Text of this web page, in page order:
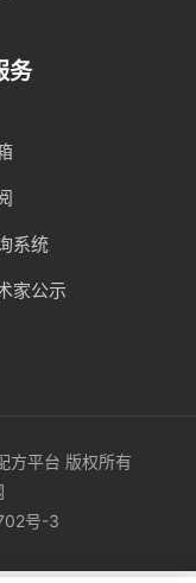
务
系统
家公示
方平台 版权所有
号-3